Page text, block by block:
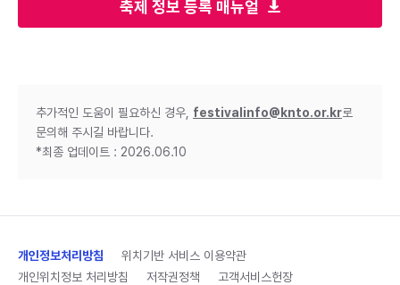
축제 정보 등록 매뉴얼
추가적인 도움이 필요하신 경우, festivalinfo@knto.or.kr로
문의해 주시길 바랍니다.
*최종 업데이트 : 2026.06.10
개인정보처리방침
위치기반 서비스 이용약관
개인위치정보 처리방침
저작권정책 고객서비스헌장